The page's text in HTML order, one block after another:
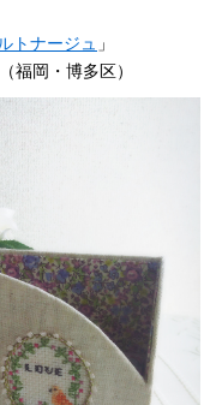
トナージュ 」
福岡・博多区）